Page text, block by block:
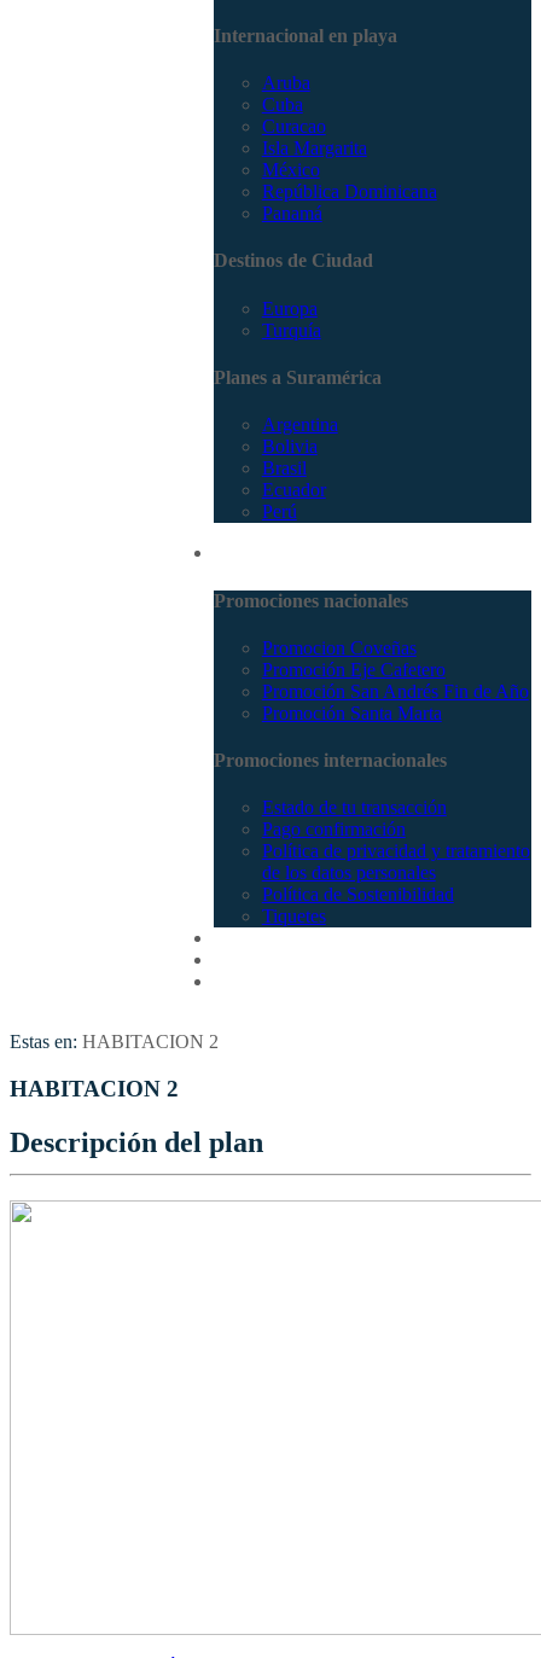
Internacional en playa
Aruba
Cuba
Curacao
Isla Margarita
México
República Dominicana
Panamá
Destinos de Ciudad
Europa
Turquía
Planes a Suramérica
Argentina
Bolivia
Brasil
Ecuador
Perú
Promociones nacionales
Promocion Coveñas
Promoción Eje Cafetero
Promoción San Andrés Fin de Año
Promoción Santa Marta
Promociones internacionales
Estado de tu transacción
Pago confirmación
Política de privacidad y tratamiento
de los datos personales
Política de Sostenibilidad
Tiquetes
Estas en: HABITACION 2
HABITACION 2
Descripción del plan